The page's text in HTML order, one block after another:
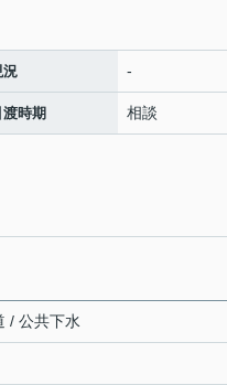
況 -
渡時期 相談
/ 公共下水